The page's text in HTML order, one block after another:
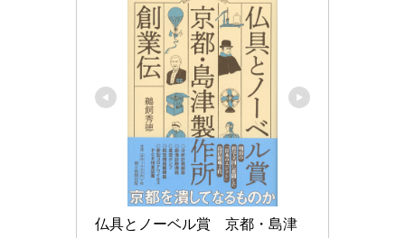
仏具とノーベル賞　京都・島津